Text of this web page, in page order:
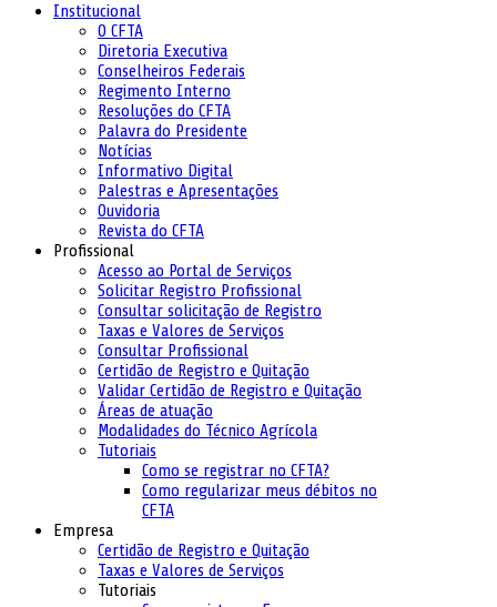
Institucional
O CFTA
Diretoria Executiva
Conselheiros Federais
Regimento Interno
Resoluções do CFTA
Palavra do Presidente
Notícias
Informativo Digital
Palestras e Apresentações
Ouvidoria
Revista do CFTA
Profissional
Acesso ao Portal de Serviços
Solicitar Registro Profissional
Consultar solicitação de Registro
Taxas e Valores de Serviços
Consultar Profissional
Certidão de Registro e Quitação
Validar Certidão de Registro e Quitação
Áreas de atuação
Modalidades do Técnico Agrícola
Tutoriais
Como se registrar no CFTA?
Como regularizar meus débitos no
CFTA
Empresa
Certidão de Registro e Quitação
Taxas e Valores de Serviços
Tutoriais